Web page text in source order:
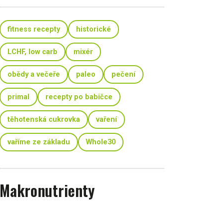
fitness recepty historické
LCHF, low carb mixér
obědy a večeře paleo pečení
primal recepty po babičce
těhotenská cukrovka vaření
vaříme ze základu Whole30
Makronutrienty